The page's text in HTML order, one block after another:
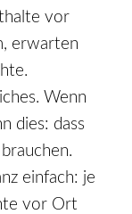
vor
erwarten
Wenn
dies: dass
einfach: je
vor Ort